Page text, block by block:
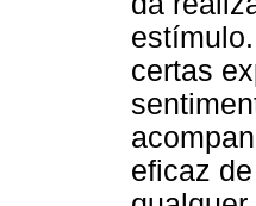
certas
eficaz